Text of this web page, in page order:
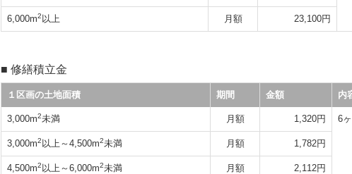
6,000m2以上 月額 23,100円
■ 修繕積立金
１区画の土地面積 期間 金額 内
3,000m2未満 月額 1,320円 6
3,000m2以上～4,500m2未満 月額 1,782円
4,500m2以上～6,000m2未満 月額 2,112円